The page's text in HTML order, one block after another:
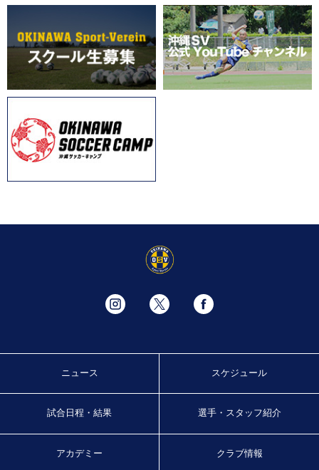
ニュース スケジュール
試合日程・結果 選手・スタッフ紹介
アカデミー クラブ情報